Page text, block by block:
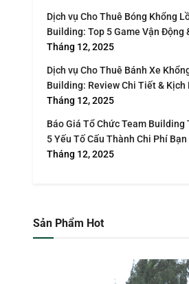
Dịch vụ Cho Thuê Bóng Khổng
Building: Top 5 Game Vận Động
Tháng 12, 2025
Dịch vụ Cho Thuê Bánh Xe
Building: Review Chi Tiết & Kịch
Tháng 12, 2025
Báo Giá Tổ Chức Team Building
5 Yếu Tố Cấu Thành Chi Phí
Tháng 12, 2025
Sản Phẩm Hot